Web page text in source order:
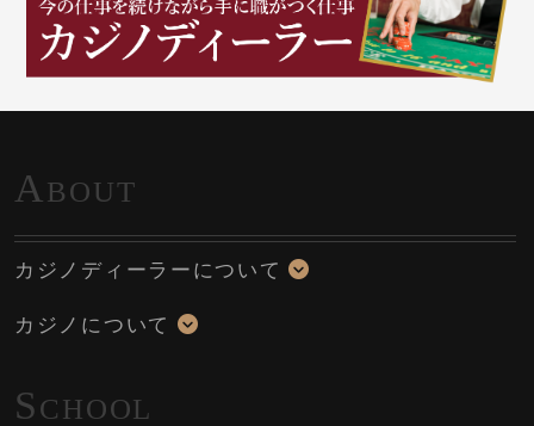
A BOUT
カジノディーラーについて
カジノについて
SCHOOL